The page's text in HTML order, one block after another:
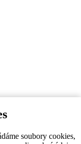
soubory cookies,